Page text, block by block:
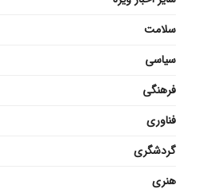
سلامت
سیاسی
فرهنگی
فناوری
گردشگری
هنری